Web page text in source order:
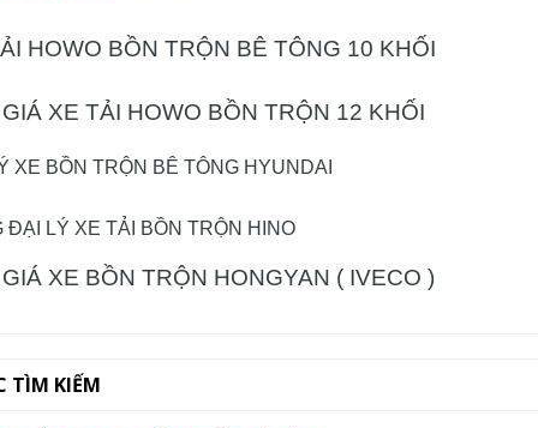
HOWO BỒN TRỘN BÊ TÔNG 10 KHỐI
XE TẢI HOWO BỒN TRỘN 12 KHỐI
XE BỒN TRỘN BÊ TÔNG HYUNDAI
ĐẠI LÝ XE TẢI BỒN TRỘN HINO
XE BỒN TRỘN HONGYAN ( IVECO )
TÌM KIẾM